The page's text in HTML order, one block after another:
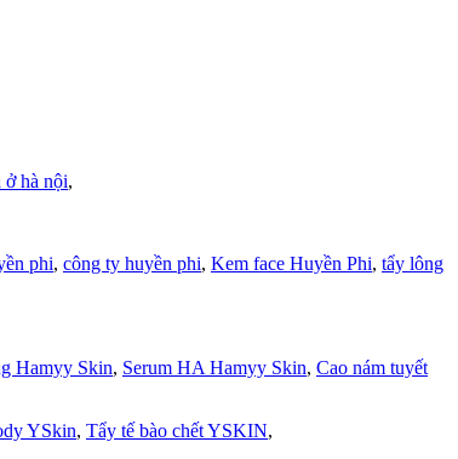
ở hà nội,
phi, công ty huyền phi, Kem face Huyền Phi, tẩy lông
Hamyy Skin, Serum HA Hamyy Skin, Cao nám tuyết
YSkin, Tẩy tế bào chết YSKIN,